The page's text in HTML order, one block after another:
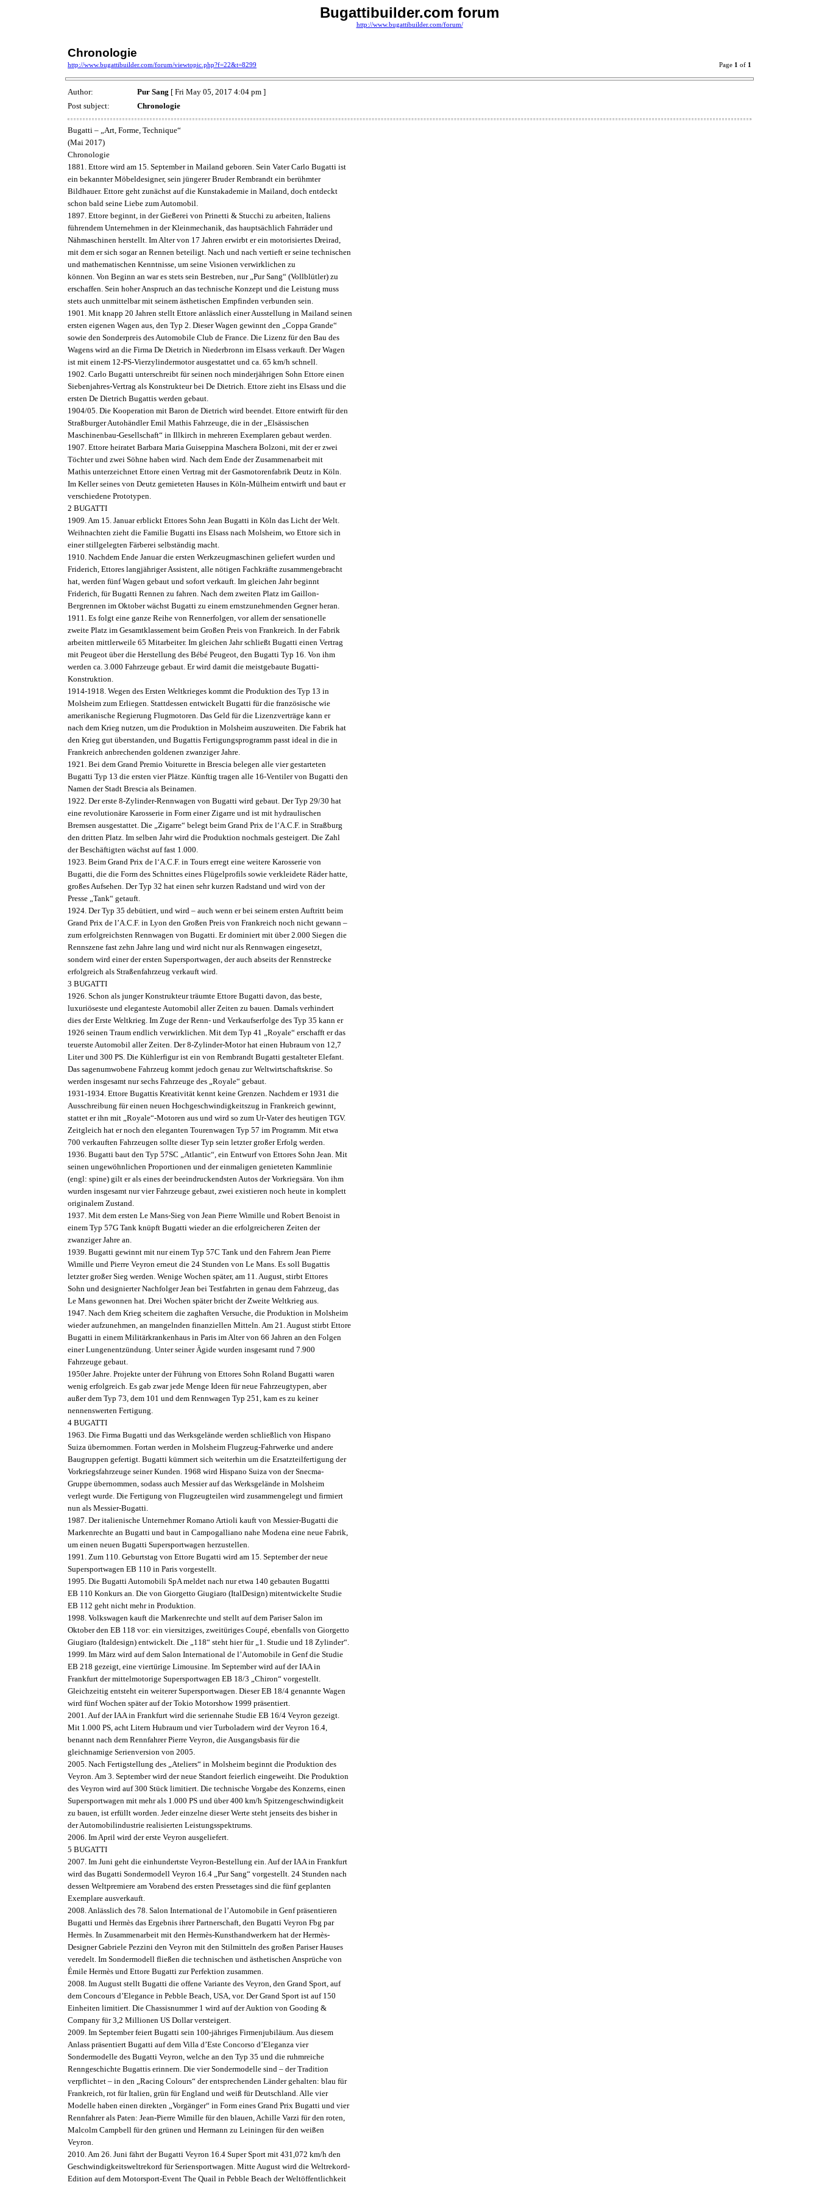
Bugattibuilder.com forum
http://www.bugattibuilder.com/forum/
Chronologie
http://www.bugattibuilder.com/forum/viewtopic.php?f=22&t=8299 Page 1 of 1
Author: Pur Sang [ Fri May 05, 2017 4:04 pm ]
Post subject:
Chronologie
Bugatti – „Art, Forme, Technique“
(Mai 2017)
Chronologie
1881. Ettore wird am 15. September in Mailand geboren. Sein Vater Carlo Bugatti ist
ein bekannter Möbeldesigner, sein jüngerer Bruder Rembrandt ein berühmter
Bildhauer. Ettore geht zunächst auf die Kunstakademie in Mailand, doch entdeckt
schon bald seine Liebe zum Automobil.
1897. Ettore beginnt, in der Gießerei von Prinetti & Stucchi zu arbeiten, Italiens
führendem Unternehmen in der Kleinmechanik, das hauptsächlich Fahrräder und
Nähmaschinen herstellt. Im Alter von 17 Jahren erwirbt er ein motorisiertes Dreirad,
mit dem er sich sogar an Rennen beteiligt. Nach und nach vertieft er seine technischen
und mathematischen Kenntnisse, um seine Visionen verwirklichen zu
können. Von Beginn an war es stets sein Bestreben, nur „Pur Sang“ (Vollblütler) zu
erschaffen. Sein hoher Anspruch an das technische Konzept und die Leistung muss
stets auch unmittelbar mit seinem ästhetischen Empfinden verbunden sein.
1901. Mit knapp 20 Jahren stellt Ettore anlässlich einer Ausstellung in Mailand seinen
ersten eigenen Wagen aus, den Typ 2. Dieser Wagen gewinnt den „Coppa Grande“
sowie den Sonderpreis des Automobile Club de France. Die Lizenz für den Bau des
Wagens wird an die Firma De Dietrich in Niederbronn im Elsass verkauft. Der Wagen
ist mit einem 12-PS-Vierzylindermotor ausgestattet und ca. 65 km/h schnell.
1902. Carlo Bugatti unterschreibt für seinen noch minderjährigen Sohn Ettore einen
Siebenjahres-Vertrag als Konstrukteur bei De Dietrich. Ettore zieht ins Elsass und die
ersten De Dietrich Bugattis werden gebaut.
1904/05. Die Kooperation mit Baron de Dietrich wird beendet. Ettore entwirft für den
Straßburger Autohändler Emil Mathis Fahrzeuge, die in der „Elsässischen
Maschinenbau-Gesellschaft“ in Illkirch in mehreren Exemplaren gebaut werden.
1907. Ettore heiratet Barbara Maria Guiseppina Maschera Bolzoni, mit der er zwei
Töchter und zwei Söhne haben wird. Nach dem Ende der Zusammenarbeit mit
Mathis unterzeichnet Ettore einen Vertrag mit der Gasmotorenfabrik Deutz in Köln.
Im Keller seines von Deutz gemieteten Hauses in Köln-Mülheim entwirft und baut er
verschiedene Prototypen.
2 BUGATTI
1909. Am 15. Januar erblickt Ettores Sohn Jean Bugatti in Köln das Licht der Welt.
Weihnachten zieht die Familie Bugatti ins Elsass nach Molsheim, wo Ettore sich in
einer stillgelegten Färberei selbständig macht.
1910. Nachdem Ende Januar die ersten Werkzeugmaschinen geliefert wurden und
Friderich, Ettores langjähriger Assistent, alle nötigen Fachkräfte zusammengebracht
hat, werden fünf Wagen gebaut und sofort verkauft. Im gleichen Jahr beginnt
Friderich, für Bugatti Rennen zu fahren. Nach dem zweiten Platz im Gaillon-
Bergrennen im Oktober wächst Bugatti zu einem ernstzunehmenden Gegner heran.
1911. Es folgt eine ganze Reihe von Rennerfolgen, vor allem der sensationelle
zweite Platz im Gesamtklassement beim Großen Preis von Frankreich. In der Fabrik
arbeiten mittlerweile 65 Mitarbeiter. Im gleichen Jahr schließt Bugatti einen Vertrag
mit Peugeot über die Herstellung des Bébé Peugeot, den Bugatti Typ 16. Von ihm
werden ca. 3.000 Fahrzeuge gebaut. Er wird damit die meistgebaute Bugatti-
Konstruktion.
1914-1918. Wegen des Ersten Weltkrieges kommt die Produktion des Typ 13 in
Molsheim zum Erliegen. Stattdessen entwickelt Bugatti für die französische wie
amerikanische Regierung Flugmotoren. Das Geld für die Lizenzverträge kann er
nach dem Krieg nutzen, um die Produktion in Molsheim auszuweiten. Die Fabrik hat
den Krieg gut überstanden, und Bugattis Fertigungsprogramm passt ideal in die in
Frankreich anbrechenden goldenen zwanziger Jahre.
1921. Bei dem Grand Premio Voiturette in Brescia belegen alle vier gestarteten
Bugatti Typ 13 die ersten vier Plätze. Künftig tragen alle 16-Ventiler von Bugatti den
Namen der Stadt Brescia als Beinamen.
1922. Der erste 8-Zylinder-Rennwagen von Bugatti wird gebaut. Der Typ 29/30 hat
eine revolutionäre Karosserie in Form einer Zigarre und ist mit hydraulischen
Bremsen ausgestattet. Die „Zigarre“ belegt beim Grand Prix de l‘A.C.F. in Straßburg
den dritten Platz. Im selben Jahr wird die Produktion nochmals gesteigert. Die Zahl
der Beschäftigten wächst auf fast 1.000.
1923. Beim Grand Prix de l‘A.C.F. in Tours erregt eine weitere Karosserie von
Bugatti, die die Form des Schnittes eines Flügelprofils sowie verkleidete Räder hatte,
großes Aufsehen. Der Typ 32 hat einen sehr kurzen Radstand und wird von der
Presse „Tank“ getauft.
1924. Der Typ 35 debütiert, und wird – auch wenn er bei seinem ersten Auftritt beim
Grand Prix de l’A.C.F. in Lyon den Großen Preis von Frankreich noch nicht gewann –
zum erfolgreichsten Rennwagen von Bugatti. Er dominiert mit über 2.000 Siegen die
Rennszene fast zehn Jahre lang und wird nicht nur als Rennwagen eingesetzt,
sondern wird einer der ersten Supersportwagen, der auch abseits der Rennstrecke
erfolgreich als Straßenfahrzeug verkauft wird.
3 BUGATTI
1926. Schon als junger Konstrukteur träumte Ettore Bugatti davon, das beste,
luxuriöseste und eleganteste Automobil aller Zeiten zu bauen. Damals verhindert
dies der Erste Weltkrieg. Im Zuge der Renn- und Verkaufserfolge des Typ 35 kann er
1926 seinen Traum endlich verwirklichen. Mit dem Typ 41 „Royale“ erschafft er das
teuerste Automobil aller Zeiten. Der 8-Zylinder-Motor hat einen Hubraum von 12,7
Liter und 300 PS. Die Kühlerfigur ist ein von Rembrandt Bugatti gestalteter Elefant.
Das sagenumwobene Fahrzeug kommt jedoch genau zur Weltwirtschaftskrise. So
werden insgesamt nur sechs Fahrzeuge des „Royale“ gebaut.
1931-1934. Ettore Bugattis Kreativität kennt keine Grenzen. Nachdem er 1931 die
Ausschreibung für einen neuen Hochgeschwindigkeitszug in Frankreich gewinnt,
stattet er ihn mit „Royale“-Motoren aus und wird so zum Ur-Vater des heutigen TGV.
Zeitgleich hat er noch den eleganten Tourenwagen Typ 57 im Programm. Mit etwa
700 verkauften Fahrzeugen sollte dieser Typ sein letzter großer Erfolg werden.
1936. Bugatti baut den Typ 57SC „Atlantic“, ein Entwurf von Ettores Sohn Jean. Mit
seinen ungewöhnlichen Proportionen und der einmaligen genieteten Kammlinie
(engl: spine) gilt er als eines der beeindruckendsten Autos der Vorkriegsära. Von ihm
wurden insgesamt nur vier Fahrzeuge gebaut, zwei existieren noch heute in komplett
originalem Zustand.
1937. Mit dem ersten Le Mans-Sieg von Jean Pierre Wimille und Robert Benoist in
einem Typ 57G Tank knüpft Bugatti wieder an die erfolgreicheren Zeiten der
zwanziger Jahre an.
1939. Bugatti gewinnt mit nur einem Typ 57C Tank und den Fahrern Jean Pierre
Wimille und Pierre Veyron erneut die 24 Stunden von Le Mans. Es soll Bugattis
letzter großer Sieg werden. Wenige Wochen später, am 11. August, stirbt Ettores
Sohn und designierter Nachfolger Jean bei Testfahrten in genau dem Fahrzeug, das
Le Mans gewonnen hat. Drei Wochen später bricht der Zweite Weltkrieg aus.
1947. Nach dem Krieg scheitern die zaghaften Versuche, die Produktion in Molsheim
wieder aufzunehmen, an mangelnden finanziellen Mitteln. Am 21. August stirbt Ettore
Bugatti in einem Militärkrankenhaus in Paris im Alter von 66 Jahren an den Folgen
einer Lungenentzündung. Unter seiner Ägide wurden insgesamt rund 7.900
Fahrzeuge gebaut.
1950er Jahre. Projekte unter der Führung von Ettores Sohn Roland Bugatti waren
wenig erfolgreich. Es gab zwar jede Menge Ideen für neue Fahrzeugtypen, aber
außer dem Typ 73, dem 101 und dem Rennwagen Typ 251, kam es zu keiner
nennenswerten Fertigung.
4 BUGATTI
1963. Die Firma Bugatti und das Werksgelände werden schließlich von Hispano
Suiza übernommen. Fortan werden in Molsheim Flugzeug-Fahrwerke und andere
Baugruppen gefertigt. Bugatti kümmert sich weiterhin um die Ersatzteilfertigung der
Vorkriegsfahrzeuge seiner Kunden. 1968 wird Hispano Suiza von der Snecma-
Gruppe übernommen, sodass auch Messier auf das Werksgelände in Molsheim
verlegt wurde. Die Fertigung von Flugzeugteilen wird zusammengelegt und firmiert
nun als Messier-Bugatti.
1987. Der italienische Unternehmer Romano Artioli kauft von Messier-Bugatti die
Markenrechte an Bugatti und baut in Campogalliano nahe Modena eine neue Fabrik,
um einen neuen Bugatti Supersportwagen herzustellen.
1991. Zum 110. Geburtstag von Ettore Bugatti wird am 15. September der neue
Supersportwagen EB 110 in Paris vorgestellt.
1995. Die Bugatti Automobili SpA meldet nach nur etwa 140 gebauten Bugattti
EB 110 Konkurs an. Die von Giorgetto Giugiaro (ItalDesign) mitentwickelte Studie
EB 112 geht nicht mehr in Produktion.
1998. Volkswagen kauft die Markenrechte und stellt auf dem Pariser Salon im
Oktober den EB 118 vor: ein viersitziges, zweitüriges Coupé, ebenfalls von Giorgetto
Giugiaro (Italdesign) entwickelt. Die „118“ steht hier für „1. Studie und 18 Zylinder“.
1999. Im März wird auf dem Salon International de l’Automobile in Genf die Studie
EB 218 gezeigt, eine viertürige Limousine. Im September wird auf der IAA in
Frankfurt der mittelmotorige Supersportwagen EB 18/3 „Chiron“ vorgestellt.
Gleichzeitig entsteht ein weiterer Supersportwagen. Dieser EB 18/4 genannte Wagen
wird fünf Wochen später auf der Tokio Motorshow 1999 präsentiert.
2001. Auf der IAA in Frankfurt wird die seriennahe Studie EB 16/4 Veyron gezeigt.
Mit 1.000 PS, acht Litern Hubraum und vier Turboladern wird der Veyron 16.4,
benannt nach dem Rennfahrer Pierre Veyron, die Ausgangsbasis für die
gleichnamige Serienversion von 2005.
2005. Nach Fertigstellung des „Ateliers“ in Molsheim beginnt die Produktion des
Veyron. Am 3. September wird der neue Standort feierlich eingeweiht. Die Produktion
des Veyron wird auf 300 Stück limitiert. Die technische Vorgabe des Konzerns, einen
Supersportwagen mit mehr als 1.000 PS und über 400 km/h Spitzengeschwindigkeit
zu bauen, ist erfüllt worden. Jeder einzelne dieser Werte steht jenseits des bisher in
der Automobilindustrie realisierten Leistungsspektrums.
2006. Im April wird der erste Veyron ausgeliefert.
5 BUGATTI
2007. Im Juni geht die einhundertste Veyron-Bestellung ein. Auf der IAA in Frankfurt
wird das Bugatti Sondermodell Veyron 16.4 „Pur Sang“ vorgestellt. 24 Stunden nach
dessen Weltpremiere am Vorabend des ersten Pressetages sind die fünf geplanten
Exemplare ausverkauft.
2008. Anlässlich des 78. Salon International de l’Automobile in Genf präsentieren
Bugatti und Hermès das Ergebnis ihrer Partnerschaft, den Bugatti Veyron Fbg par
Hermès. In Zusammenarbeit mit den Hermès-Kunsthandwerkern hat der Hermès-
Designer Gabriele Pezzini den Veyron mit den Stilmitteln des großen Pariser Hauses
veredelt. Im Sondermodell fließen die technischen und ästhetischen Ansprüche von
Émile Hermès und Ettore Bugatti zur Perfektion zusammen.
2008. Im August stellt Bugatti die offene Variante des Veyron, den Grand Sport, auf
dem Concours d’Elegance in Pebble Beach, USA, vor. Der Grand Sport ist auf 150
Einheiten limitiert. Die Chassisnummer 1 wird auf der Auktion von Gooding &
Company für 3,2 Millionen US Dollar versteigert.
2009. Im September feiert Bugatti sein 100-jähriges Firmenjubiläum. Aus diesem
Anlass präsentiert Bugatti auf dem Villa d’Este Concorso d’Eleganza vier
Sondermodelle des Bugatti Veyron, welche an den Typ 35 und die ruhmreiche
Renngeschichte Bugattis erinnern. Die vier Sondermodelle sind – der Tradition
verpflichtet – in den „Racing Colours“ der entsprechenden Länder gehalten: blau für
Frankreich, rot für Italien, grün für England und weiß für Deutschland. Alle vier
Modelle haben einen direkten „Vorgänger“ in Form eines Grand Prix Bugatti und vier
Rennfahrer als Paten: Jean-Pierre Wimille für den blauen, Achille Varzi für den roten,
Malcolm Campbell für den grünen und Hermann zu Leiningen für den weißen
Veyron.
2010. Am 26. Juni fährt der Bugatti Veyron 16.4 Super Sport mit 431,072 km/h den
Geschwindigkeitsweltrekord für Seriensportwagen. Mitte August wird die Weltrekord-
Edition auf dem Motorsport-Event The Quail in Pebble Beach der Weltöffentlichkeit